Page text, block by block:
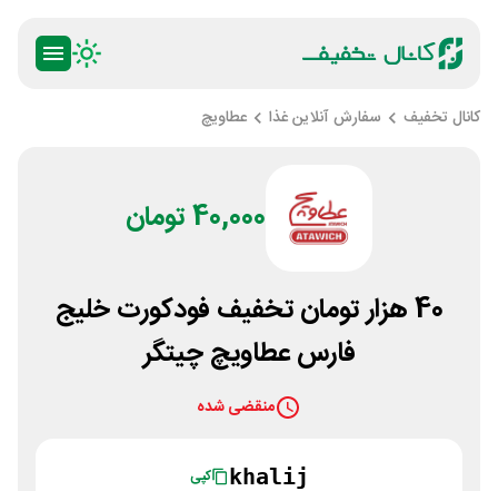
کانال تخفیف سفارش آنلاین غذا عطاویچ
40,000 تومان
40 هزار تومان تخفیف فودکورت خلیج
فارس عطاویچ چیتگر
منقضی شده
khalij کپی